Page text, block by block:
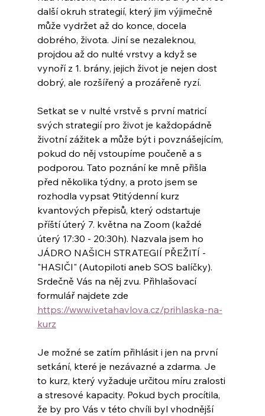
další okruh strategií, který jim výjimečně
může vydržet až do konce, docela
dobrého, života. Jiní se nezaleknou,
projdou až do nulté vrstvy a když se
vynoří z 1. brány, jejich život je nejen dost
dobrý, ale rozšířený a prozářeně ryzí.
Setkat se v nulté vrstvě s první matricí
svých strategií pro život je každopádně
životní zážitek a může být i povznášejícím,
pokud do něj vstoupíme poučeně a s
podporou. Tato poznání ke mně přišla
před několika týdny, a proto jsem se
rozhodla vypsat 9titýdenní kurz
kvantových přepisů, který odstartuje
příští úterý 7. května na Zoom (každé
úterý 17:30 - 20:30h). Nazvala jsem ho
JÁDRO NAŠICH STRATEGIÍ PŘEŽITÍ -
"HASIČI" (Autopiloti aneb SOS balíčky).
Srdečně Vás na něj zvu. Přihlašovací
formulář najdete zde
https://www.ivetahavlova.cz/prihlaska-na-
kurz
Je možné se zatím přihlásit i jen na první
setkání, které je nezávazné a zdarma. Je
to kurz, který vyžaduje určitou míru zralosti
a stresové kapacity. Pokud bych procítila,
že by pro Vás v této chvíli byl vhodnější